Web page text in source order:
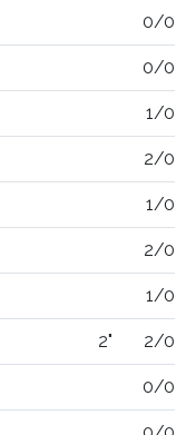
0/0
0/0
1/0
2/0
1/0
2/0
1/0
2" 2/0
0/0